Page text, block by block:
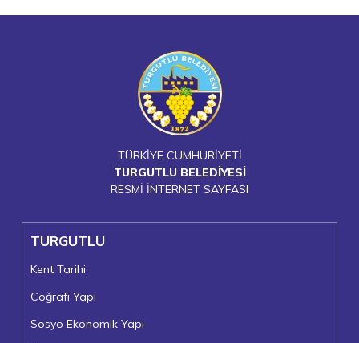
TÜRKİYE CUMHURİYETİ
TURGUTLU BELEDİYESİ
RESMİ İNTERNET SAYFASI
TURGUTLU
Kent Tarihi
Coğrafi Yapı
Sosyo Ekonomik Yapı